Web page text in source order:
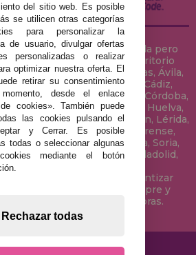
está ubicada en Sevilla pero
a cualquier ciudad del territorio
Alicante, Almería, Asturias, Ávila,
Barcelona, Burgos, Cáceres, Cádiz,
Ceuta, Ciudad Real, Córdoba,
Guadalajara, Guipúzcoa, Huelva,
La Rioja, Las Palmas, Leon, Lérida,
Melilla, Murcia, Navarra, Orense,
Salamanca, Segovia, Sevilla, Soria,
Teruel, Toledo, Valencia, Valladolid,
Zamora y Zaragoza.
permanentes para garantizar
territorio peninsular, siempre y
se realice antes de las 18 horas.
del sitio web. Es posible
se utilicen otras categorías
para personalizar la
de usuario, divulgar ofertas
personalizadas o realizar
optimizar nuestra oferta. El
retirar su consentimiento
desde el enlace
cookies». También puede
las cookies pulsando el
y Cerrar. Es posible
todas o seleccionar algunas
mediante el botón
Rechazar todas